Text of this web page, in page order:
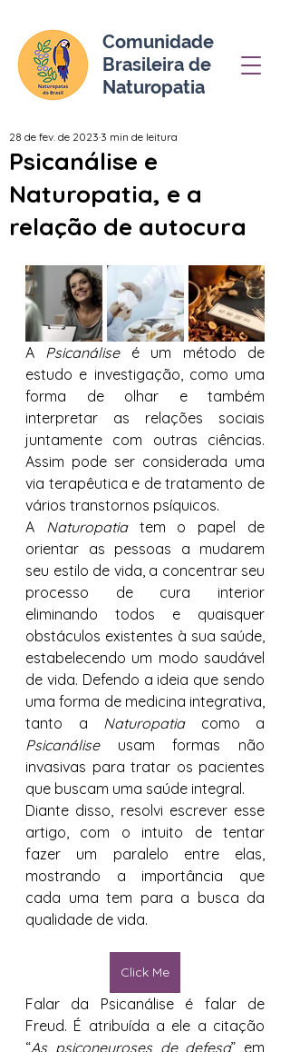
Comunidade
Brasileira de
Naturopatia
Psicanálise e
Naturopatia, e a
relação de autocura
28 de fev. de 2023 3 min de leitura
A Psicanálise é um método de
estudo e investigação, como uma
forma de olhar e também
interpretar as relações sociais
juntamente com outras ciências.
Assim pode ser considerada uma
via terapêutica e de tratamento de
vários transtornos psíquicos.
A Naturopatia tem o papel de
orientar as pessoas a mudarem
seu estilo de vida, a concentrar seu
processo de cura interior
eliminando todos e quaisquer
obstáculos existentes à sua saúde,
estabelecendo um modo saudável
de vida. Defendo a ideia que sendo
uma forma de medicina integrativa,
tanto a Naturopatia
Psicanálise usam formas não
invasivas para tratar os pacientes
que buscam uma saúde integral.
Diante disso, resolvi escrever esse
artigo, com o intuito de tentar
fazer um paralelo entre elas,
mostrando a importância que
cada uma tem para a busca da
qualidade de vida.
Click Me
Falar da Psicanálise é falar de
Freud. É atribuída a ele a citação
“As psiconeuroses de defesa” em